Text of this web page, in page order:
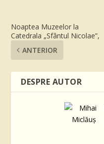
Noaptea Muzeelor la
Catedrala „Sfântul Nicolae”,
ANTERIOR
DESPRE AUTOR